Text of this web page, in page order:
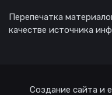
Перепечатка
качестве источника
Создание сайта и